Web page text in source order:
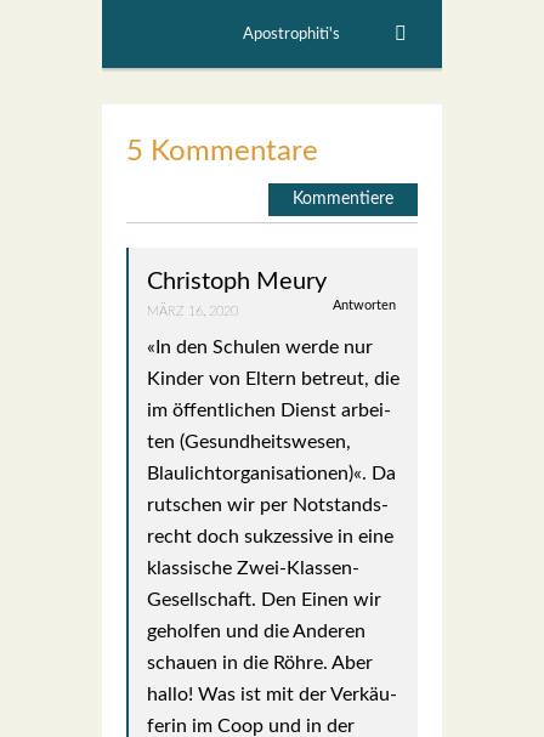
Apostrophiti's
5 Kommentare
Kommentiere
Christoph Meury
Antworten
MÄRZ 16, 2020
«In den Schu­len wer­de nur
Kin­der von Eltern betreut, die
im öffent­li­chen Dienst arbei­
ten (Gesund­heits­we­sen,
Blau­licht­or­ga­ni­sa­tio­nen)«. Da
rut­schen wir per Not­stands­
recht doch suk­zes­si­ve in eine
klas­si­sche Zwei-Klas­sen-
Gesell­schaft. Den Einen wir
gehol­fen und die Ande­ren
schau­en in die Röh­re. Aber
hal­lo! Was ist mit der Ver­käu­
fe­rin im Coop und in der